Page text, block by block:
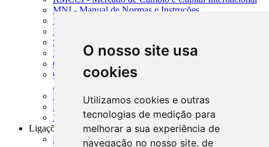
O nosso site usa
cookies
Utilizamos cookies e outras
tecnologias de medição para
melhorar a sua experiência de
navegação no nosso site, de
MNI - Manual de Normas e Instruções
MTVM - Manual de Títulos e Valores Mobiliários
MCR - Manual de Crédito Rural
SISORF - Manual de Organização do SFN
MASUP - Manual de Supervisão Bancária
CADOC - Catálogo de Documentos
CNAE-CONCLA - Classificação Nacional de
Atividades Econômicas
PMF - Cartilhas do BCB
Manuais Auxiliares do BCB e Cosif-e
Resenhas Diárias Governamentais
Ligações Externas
Links Úteis